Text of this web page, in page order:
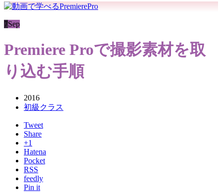
7Sep
Premiere Proで撮影素材を取
り込む手順
2016
初級クラス
Tweet
Share
+1
Hatena
Pocket
RSS
feedly
Pin it